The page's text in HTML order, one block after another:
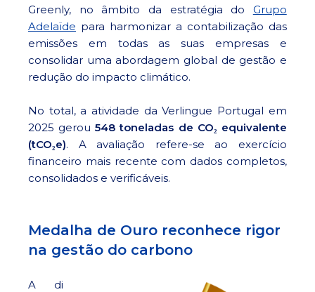
Greenly, no âmbito da estratégia do Grupo
Adelaïde para harmonizar a contabilização das
emissões em todas as suas empresas e
consolidar uma abordagem global de gestão e
redução do impacto climático.
No total, a atividade da Verlingue Portugal em
2025 gerou548 toneladas de CO₂ equivalente
(tCO₂e). A avaliação refere-se ao exercício
financeiro mais recente com dados completos,
consolidados e verificáveis.
Medalha de Ouro reconhece rigor
na gestão do carbono
A di